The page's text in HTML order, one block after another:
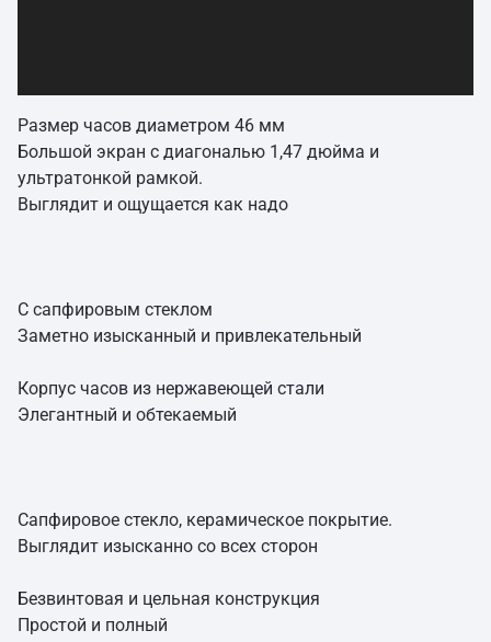
Размер часов диаметром 46 мм
Большой экран с диагональю 1,47 дюйма и
ультратонкой рамкой.
Выглядит и ощущается как надо
С сапфировым стеклом
Заметно изысканный и привлекательный
Корпус часов из нержавеющей стали
Элегантный и обтекаемый
Сапфировое стекло, керамическое покрытие.
Выглядит изысканно со всех сторон
Безвинтовая и цельная конструкция
Простой и полный